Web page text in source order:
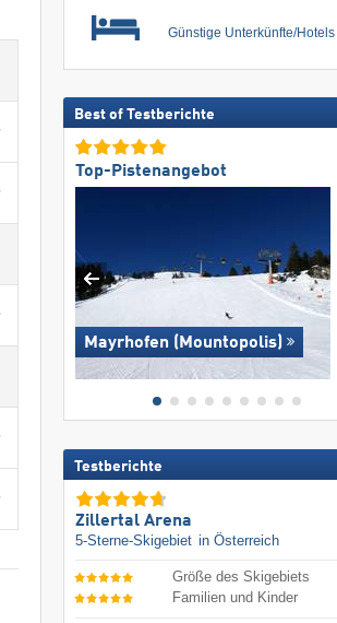
Günstige Unterkünfte/Hotels
Best of Testberichte
Top-Pistenangebot
Mayrhofen (Mountopolis)
Testberichte
Zillertal Arena
5-Sterne-Skigebiet in Österreich
Größe des Skigebiets
Familien und Kinder